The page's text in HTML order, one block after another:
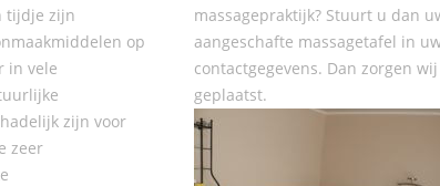
tijdje zijn
op
in vele
zijn voor
zeer
massagepraktijk? Stuurt u dan
aangeschafte massagetafel in
contactgegevens. Dan zorgen
geplaatst.